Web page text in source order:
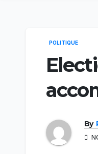
POLITIQUE
By